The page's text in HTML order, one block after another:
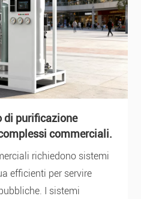
di purificazione
commerciali.
richiedono sistemi
efficienti per servire
I sistemi